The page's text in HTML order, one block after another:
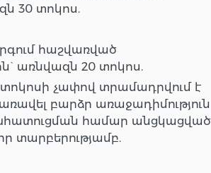
30 տոկոս.
հաշվառված
առնվազն 20 տոկոս.
չափով տրամադրվում է
բարձր առաջադիմություն
համար անցկացված
տարբերությամբ.